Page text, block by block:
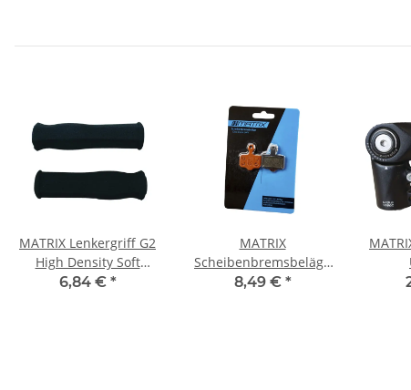
MATRIX Lenkergriff G2
High Density Soft
128mm Schaumstoff
6,84 € *
MATRIX
Scheibenbremsbeläge
organisch für Avid Elixir
8,49 € *